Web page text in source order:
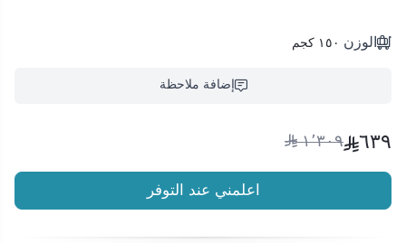
الوزن ١٥٠ كجم
إضافة ملاحظة
٦٣٩ ١٬٣٠٩
اعلمني عند التوفر